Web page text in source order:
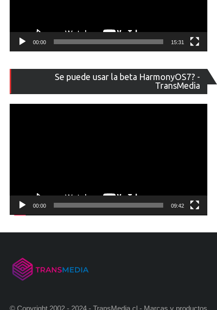
00:00 15:31
Se puede usar la beta HarmonyOS7? -
TransMedia
de
00:00 09:42
© Copyright 2002 - 2024 - TransMedia.cl - Marcas y productos